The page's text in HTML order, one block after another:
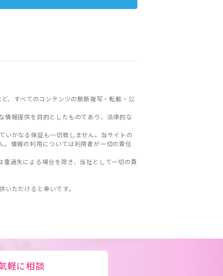
、すべてのコンテンツの無断複写・転載・公
報提供を目的としたものであり、法律的な
いかなる保証も一切致しません。当サイトの
情報の利用については利用者が一切の責任
過失による場合を除き、当社として一切の責
ただけると幸いです。
軽に相談